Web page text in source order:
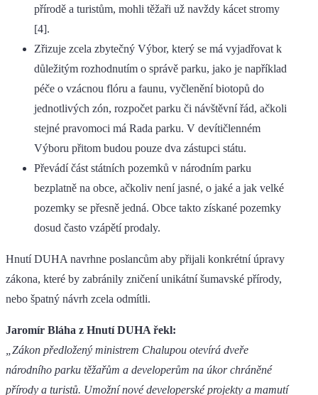
přírodě a turistům, mohli těžaři už navždy kácet stromy
[4].
Zřizuje zcela zbytečný Výbor, který se má vyjadřovat k
důležitým rozhodnutím o správě parku, jako je například
péče o vzácnou flóru a faunu, vyčlenění biotopů do
jednotlivých zón, rozpočet parku či návštěvní řád, ačkoli
stejné pravomoci má Rada parku. V devítičlenném
Výboru přitom budou pouze dva zástupci státu.
Převádí část státních pozemků v národním parku
bezplatně na obce, ačkoliv není jasné, o jaké a jak velké
pozemky se přesně jedná. Obce takto získané pozemky
dosud často vzápětí prodaly.
Hnutí DUHA navrhne poslancům aby přijali konkrétní úpravy
zákona, které by zabránily zničení unikátní šumavské přírody,
nebo špatný návrh zcela odmítli.
Jaromír Bláha z Hnutí DUHA řekl:
„Zákon předložený ministrem Chalupou otevírá dveře
národního parku těžařům a developerům na úkor chráněné
přírody a turistů. Umožní nové developerské projekty a mamutí